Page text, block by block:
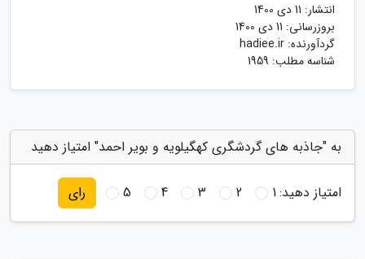
انتشار: 11 دی 1400
بروزرسانی: 11 دی 1400
گردآورنده: hadiee.ir
شناسه مطلب: 1959
به "جاذبه های گردشگری کهگیلویه و بویر احمد" امتیاز دهید
امتیاز دهید:1
2
3
4
5 رای